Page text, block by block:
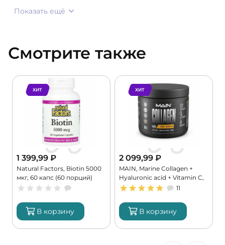
Показать ещё
Смотрите также
ХИТ
1 399,99 ₽
Natural Factors, Biotin 5000
мкг, 60 капс (60 порций)
В корзину
ХИТ
2 099,99 ₽
MAIN, Marine Collagen +
Hyaluronic acid + Vitamin C,
180 г (30 порций) 11
В корзину